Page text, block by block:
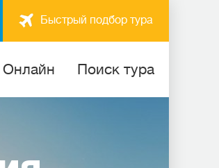
Быстрый подбор тура
Онлайн Поиск тура